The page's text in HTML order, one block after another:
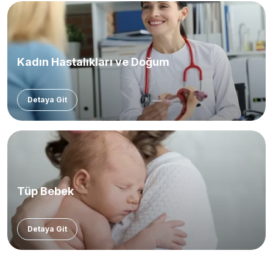
Kadın Hastalıkları ve Doğum
Detaya Git
Tüp Bebek
Detaya Git